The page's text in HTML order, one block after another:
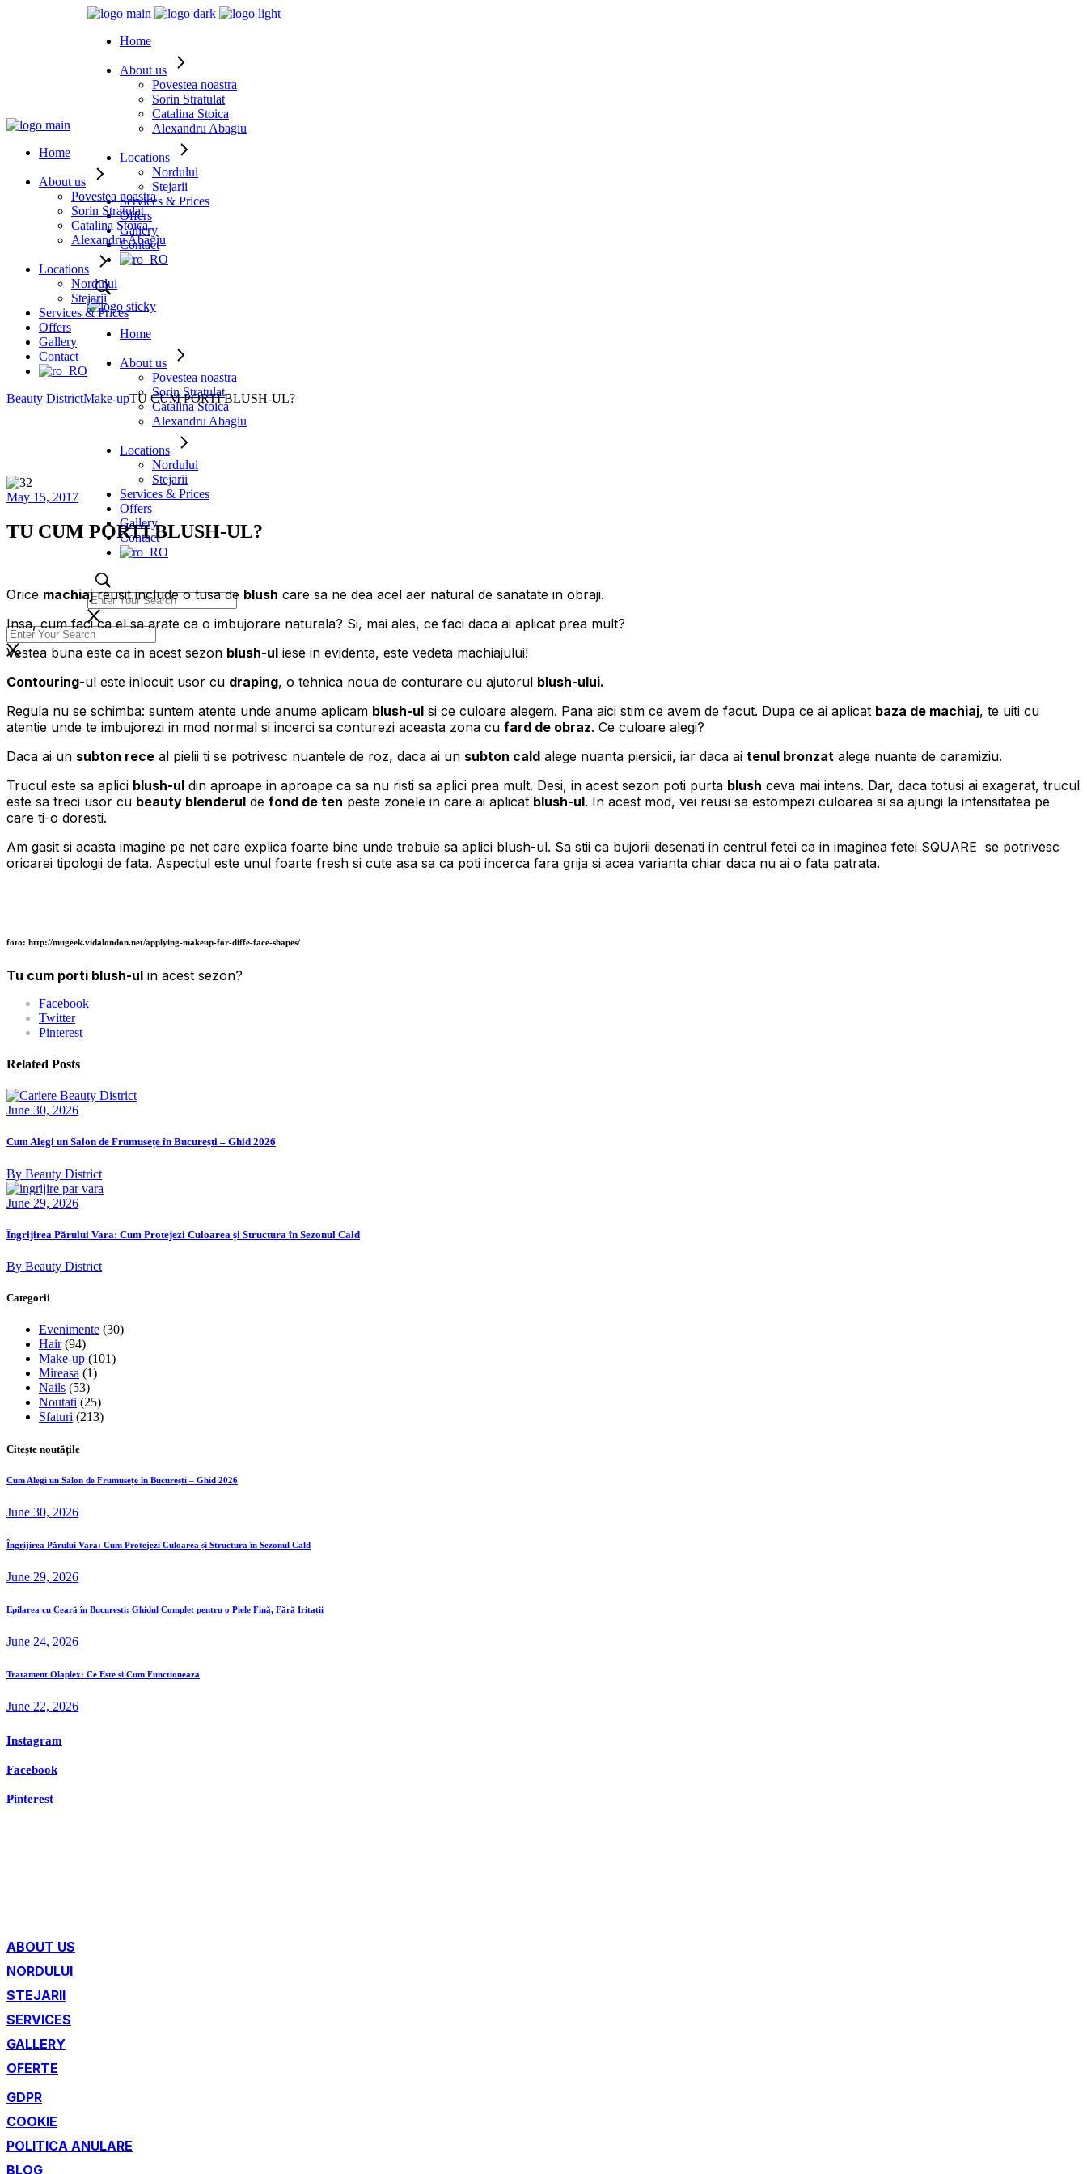
Home
About us
Povestea noastra
Sorin Stratulat
Catalina Stoica
Alexandru Abagiu
Locations
Nordului
Stejarii
Services & Prices
Offers
Gallery
Contact
Home
About us
Povestea noastra
Sorin Stratulat
Catalina Stoica
Alexandru Abagiu
Locations
Nordului
Stejarii
Services & Prices
Offers
Gallery
Contact
Home
About us
Povestea noastra
Sorin Stratulat
Catalina Stoica
Alexandru Abagiu
Locations
Nordului
Stejarii
Services & Prices
Offers
Gallery
Contact
Beauty DistrictMake-upTU CUM PORTI BLUSH-UL?
May 15, 2017
TU CUM PORTI BLUSH-UL?
Orice machiajreusit include o tusa de blush care sa ne dea acel aer natural de sanatate in obraji.
Insa, cum faci ca el sa arate ca o imbujorare naturala? Si, mai ales, ce faci daca ai aplicat prea mult?
Vestea buna este ca in acest sezon blush-ul iese in evidenta, este vedeta machiajului!
Contouring-ul este inlocuit usor cu draping, o tehnica noua de conturare cu ajutorul blush-ului.
Regula nu se schimba: suntem atente unde anume aplicam blush-ul si ce culoare alegem. Pana aici stim ce avem de facut. Dupa ce ai aplicat baza de machiaj, te uiti cu
atentie unde te imbujorezi in mod normal si incerci sa conturezi aceasta zona cu fard de obraz. Ce culoare alegi?
Daca ai un subton rece al pielii ti se potrivesc nuantele de roz, daca ai un subton cald alege nuanta piersicii, iar daca ai tenul bronzat alege nuante de caramiziu.
Trucul este sa aplici blush-ul din aproape in aproape ca sa nu risti sa aplici prea mult. Desi, in acest sezon poti purta blush ceva mai intens. Dar, daca totusi ai exagerat, trucul
este sa treci usor cu beauty blenderul de fond de ten peste zonele in care ai aplicat blush-ul. In acest mod, vei reusi sa estompezi culoarea si sa ajungi la intensitatea pe
care ti-o doresti.
Am gasit si acasta imagine pe net care explica foarte bine unde trebuie sa aplici blush-ul. Sa stii ca bujorii desenati in centrul fetei ca in imaginea fetei SQUARE se potrivesc
oricarei tipologii de fata. Aspectul este unul foarte fresh si cute asa sa ca poti incerca fara grija si acea varianta chiar daca nu ai o fata patrata.
foto: http://mugeek.vidalondon.net/applying-makeup-for-diffe-face-shapes/
Tu cum porti blush-ul in acest sezon?
Facebook
Twitter
Pinterest
Related Posts
June 30, 2026
Cum Alegi un Salon de Frumusețe în București – Ghid 2026
By Beauty District
June 29, 2026
Îngrijirea Părului Vara: Cum Protejezi Culoarea și Structura în Sezonul Cald
By Beauty District
Categorii
Evenimente (30)
Hair(94)
Make-up (101)
Mireasa (1)
Nails (53)
Noutati (25)
Sfaturi (213)
Citește noutățile
Cum Alegi un Salon de Frumusețe în București – Ghid 2026
June 30, 2026
Îngrijirea Părului Vara: Cum Protejezi Culoarea și Structura în Sezonul Cald
June 29, 2026
Epilarea cu Ceară în București: Ghidul Complet pentru o Piele Fină, Fără Iritații
June 24, 2026
Tratament Olaplex: Ce Este si Cum Functioneaza
June 22, 2026
Instagram
Facebook
Pinterest
ABOUT US
NORDULUI
STEJARII
SERVICES
GALLERY
OFERTE
GDPR
COOKIE
POLITICA ANULARE
BLOG